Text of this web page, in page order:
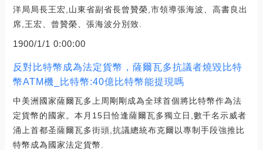
洋局局長王宏,山東省副省長曾贊榮,市領導張海波、高書良出
席,王宏、曾贊榮、張海波分別致.
1900/1/1 0:00:00
反對比特幣成為法定貨幣，薩爾瓦多抗議者燒毀比特
幣ATM機_比特幣:40億比特幣能提現嗎
中美洲國家薩爾瓦多上周剛剛成為全球首個將比特幣作為法
定貨幣的國家。本月15日恰逢薩爾瓦多獨立日,數千名示威者
涌上首都圣薩爾瓦多街頭,抗議總統布克爾以專制手段強推比
特幣成為國家法定貨幣.